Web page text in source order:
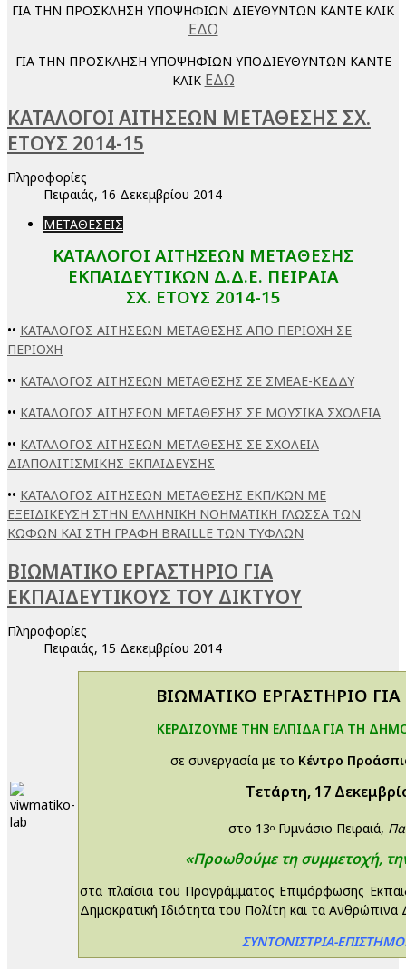
ΓΙΑ ΤΗΝ ΠΡΟΣΚΛΗΣΗ ΥΠΟΨΗΦΙΩΝ ΔΙΕΥΘΥΝΤΩΝ ΚΑΝΤΕ ΚΛΙΚ
ΕΔΩ
ΓΙΑ ΤΗΝ ΠΡΟΣΚΛΗΣΗ ΥΠΟΨΗΦΙΩΝ ΥΠΟΔΙΕΥΘΥΝΤΩΝ ΚΑΝΤΕ
ΚΛΙΚ ΕΔΩ
ΚΑΤΑΛΟΓΟΙ ΑΙΤΗΣΕΩΝ ΜΕΤΑΘΕΣΗΣ ΣΧ.
ΕΤΟΥΣ 2014-15
Πληροφορίες
Πειραιάς, 16 Δεκεμβρίου 2014
ΜΕΤΑΘΕΣΕΙΣ
ΚΑΤΑΛΟΓΟΙ ΑΙΤΗΣΕΩΝ ΜΕΤΑΘΕΣΗΣ
ΕΚΠΑΙΔΕΥΤΙΚΩΝ Δ.Δ.Ε. ΠΕΙΡΑΙΑ
ΣΧ. ΕΤΟΥΣ 2014-15
•• ΚΑΤΑΛΟΓΟΣ ΑΙΤΗΣΕΩΝ ΜΕΤΑΘΕΣΗΣ ΑΠΟ ΠΕΡΙΟΧΗ ΣΕ
ΠΕΡΙΟΧΗ
•• ΚΑΤΑΛΟΓΟΣ ΑΙΤΗΣΕΩΝ ΜΕΤΑΘΕΣΗΣ ΣΕ ΣΜΕΑΕ-ΚΕΔΔΥ
•• ΚΑΤΑΛΟΓΟΣ ΑΙΤΗΣΕΩΝ ΜΕΤΑΘΕΣΗΣ ΣΕ ΜΟΥΣΙΚΑ ΣΧΟΛΕΙΑ
•• ΚΑΤΑΛΟΓΟΣ ΑΙΤΗΣΕΩΝ ΜΕΤΑΘΕΣΗΣ ΣΕ ΣΧΟΛΕΙΑ
ΔΙΑΠΟΛΙΤΙΣΜΙΚΗΣ ΕΚΠΑΙΔΕΥΣΗΣ
•• ΚΑΤΑΛΟΓΟΣ ΑΙΤΗΣΕΩΝ ΜΕΤΑΘΕΣΗΣ ΕΚΠ/ΚΩΝ ΜΕ
ΕΞΕΙΔΙΚΕΥΣΗ ΣΤΗΝ ΕΛΛΗΝΙΚΗ ΝΟΗΜΑΤΙΚΗ ΓΛΩΣΣΑ ΤΩΝ
ΚΩΦΩΝ ΚΑΙ ΣΤΗ ΓΡΑΦΗ BRAILLE ΤΩΝ ΤΥΦΛΩΝ
ΒΙΩΜΑΤΙΚΟ ΕΡΓΑΣΤΗΡΙΟ ΓΙΑ
ΕΚΠΑΙΔΕΥΤΙΚΟΥΣ ΤΟΥ ΔΙΚΤΥΟΥ
Πληροφορίες
Πειραιάς, 15 Δεκεμβρίου 2014
ΒΙΩΜΑΤΙΚΟ ΕΡΓΑΣΤΗΡΙΟ
ΚΕΡΔΙΖΟΥΜΕ ΤΗΝ ΕΛΠΙΔΑ ΓΙΑ ΤΗ
σε συνεργασία με το Κέντρο
Tετάρτη, 17
στο 13ο Γυμνάσιο Πειραιά,
«Προωθούμε τη συμμετοχή,
στα πλαίσια του Προγράμματος Επιμόρφωσης
Δημοκρατική Ιδιότητα του Πολίτη και τα
ΣΥΝΤΟΝΙΣΤΡΙΑ-